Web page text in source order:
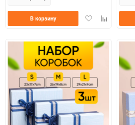
ДобавитьДобавить
В корзину